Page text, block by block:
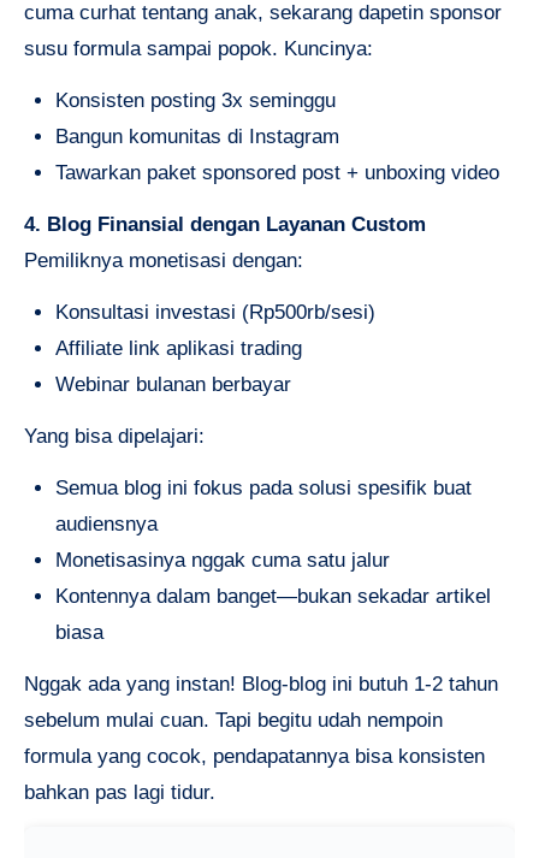
cuma curhat tentang anak, sekarang dapetin sponsor
susu formula sampai popok. Kuncinya:
Konsisten posting 3x seminggu
Bangun komunitas di Instagram
Tawarkan paket sponsored post + unboxing video
4. Blog Finansial dengan Layanan Custom
Pemiliknya monetisasi dengan:
Konsultasi investasi (Rp500rb/sesi)
Affiliate link aplikasi trading
Webinar bulanan berbayar
Yang bisa dipelajari:
Semua blog ini fokus pada solusi spesifik buat
audiensnya
Monetisasinya nggak cuma satu jalur
Kontennya dalam banget—bukan sekadar artikel
biasa
Nggak ada yang instan! Blog-blog ini butuh 1-2 tahun
sebelum mulai cuan. Tapi begitu udah nempoin
formula yang cocok, pendapatannya bisa konsisten
bahkan pas lagi tidur.